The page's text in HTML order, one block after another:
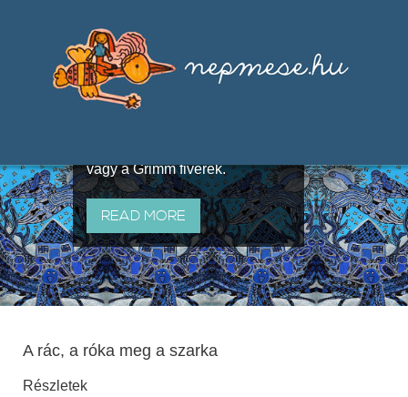
útján terjedő elbeszélésekből,
melyeket olyan ismert gyűjtők
állítottak össze, mint Benedek
vagy a Grimm fivérek.
READ MORE
A rác, a róka meg a szarka
Részletek